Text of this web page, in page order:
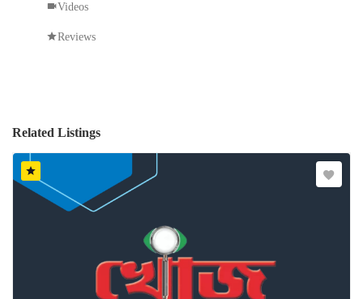
Videos
Reviews
Related Listings